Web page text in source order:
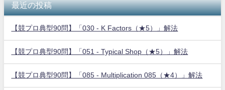
最近の投稿
【競プロ典型90問】「030 - K Factors（★5）」解法
【競プロ典型90問】「051 - Typical Shop（★5）」解法
【競プロ典型90問】「085 - Multiplication 085（★4）」解法